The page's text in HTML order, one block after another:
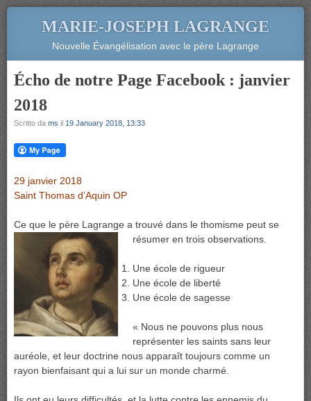
MARIE-JOSEPH LAGRANGE
Nouvelle Évangélisation avec le père Lagrange
Écho de notre Page Facebook : janvier
2018
Scritto da ms il 19 January 2018, 13:33
29 janvier 2018
Saint Thomas d’Aquin OP
Ce que le père Lagrange a trouvé dans le thomisme peut se
résumer en trois observations.
Une école de rigueur
Une école de liberté
Une école de sagesse
« Nous ne pouvons plus nous
représenter les saints sans leur
auréole, et leur doctrine nous apparaît toujours comme un
rayon bienfaisant qui a lui sur un monde charmé.